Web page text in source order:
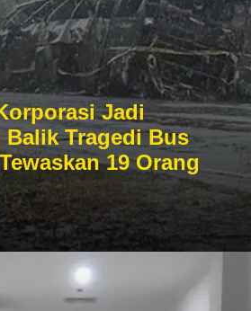
Jadi
Tragedi Bus
19 Orang